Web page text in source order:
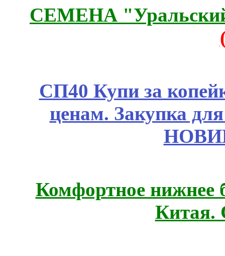
СЕМЕНА
СП40 Купи за
ценам. Закупка
Комфортное нижнее
Китая.